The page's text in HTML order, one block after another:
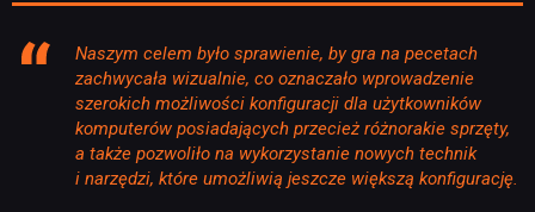
Naszym celem było sprawienie, by gra na pecetach
zachwycała wizualnie, co oznaczało wprowadzenie
szerokich możliwości konfiguracji dla użytkowników
komputerów posiadających przecież różnorakie sprzęty,
a także pozwoliło na wykorzystanie nowych technik
i narzędzi, które umożliwią jeszcze większą konfigurację.